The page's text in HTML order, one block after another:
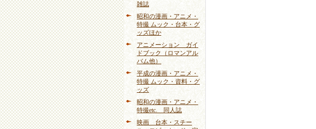
雑誌
昭和の漫画・アニメ・
特撮 ムック・台本・グ
ッズほか
アニメーション ガイ
ドブック（ロマンアル
バム他）
平成の漫画・アニメ・
特撮 ムック・資料・グ
ッズ
昭和の漫画・アニメ・
特撮etc. 同人誌
映画 台本・スチー